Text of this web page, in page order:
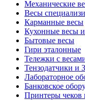
Механические
Весы
Карманные весы
Кухонные весы
Бытовые весы
Гири эталонные
Тележки с
Тензодатчики и
Лабораторное
Банковское
Принтеры чеков